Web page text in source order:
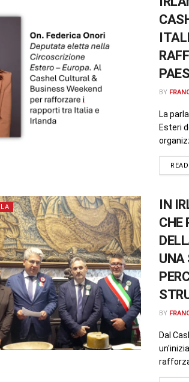
BY
La
Esteri
IN
CHE
UNA
BY
Dal